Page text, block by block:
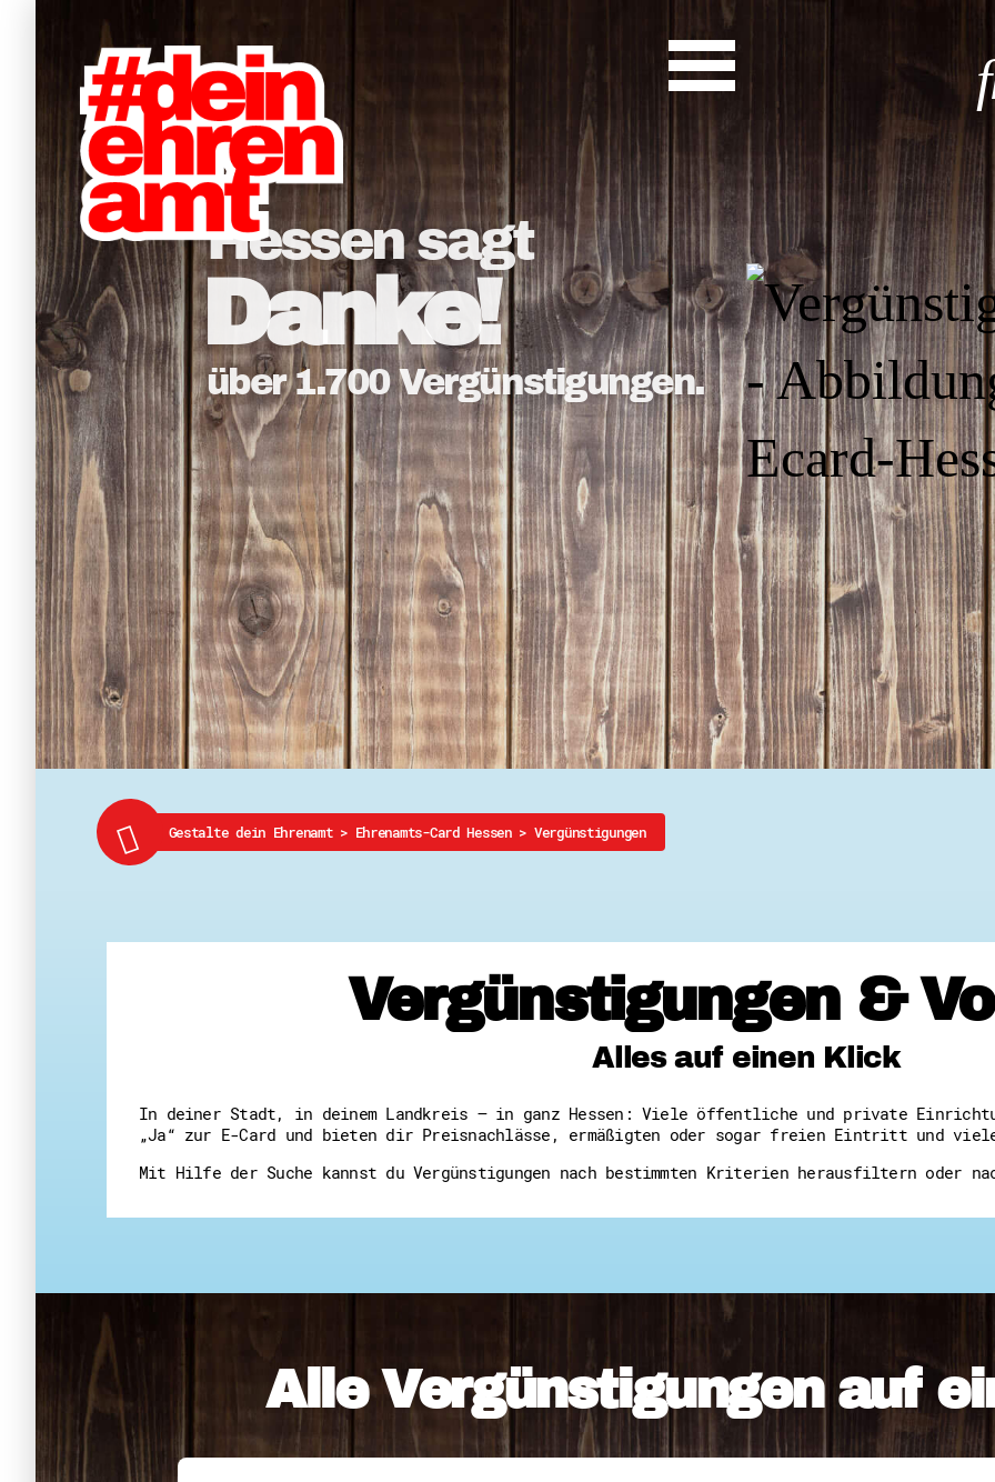
Start
Entdecke dein
News
Veranstaltungen
Rückblicke
Newsletter
Die LandesEhrenamtsagentur
Publikationen
Ansprechpartner
Ehrenamt hat viele
Finde dein
Ehrenamtssuchmaschine
Freiwilliges Soziales
Koordinierungszentren für
Engagierte Stadt
Freiwilligendienste
Freiwilligentage
Hessen hilft Ukraine
Zeig uns dein
Wettbewerb |
Wettbewerb | 80 Jahre
8 Vereine x 80 Jahre x
Crowdfunding - Viele
Ehrentag
Freiwilligenmanagement
Hessen engagiert - Digitale
Kompetenznachweis Hessen
Zeugnisbeiblatt
Mach dich schlau
GEMA-Pakt
Energiepreiskrise und
Qualifizierung &
Stiftungen
Versicherungsschutz
Wissenswertes rund um dein
Zahlen, Daten, Fakten aus
Service
Hessen sagt
Danke!
über 1.700 Vergünstigungen.
Gestalte dein Ehrenamt > Ehrenamts-Card Hessen > Vergünstigungen
Vergünstigungen &
Alles auf einen Klick
In deiner Stadt, in deinem Landkreis – in ganz Hessen: Viele öffentliche und private
„Ja“ zur E-Card und bieten dir Preisnachlässe, ermäßigten oder sogar freien Eintritt und
Mit Hilfe der Suche kannst du Vergünstigungen nach bestimmten Kriterien herausfiltern oder
Alle Vergünstigungen auf